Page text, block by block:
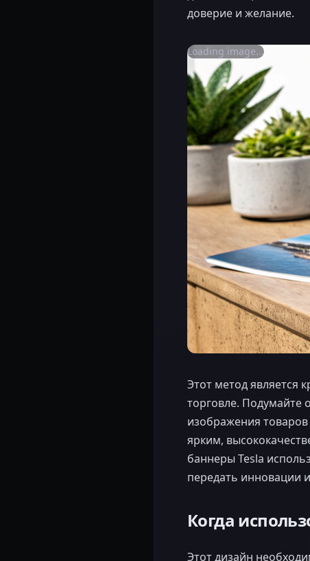
доверие и желание.
Loading image...
Этот метод является
торговле. Подумайте
изображения
ярким,
баннеры Tesla
передать инновации
Когда
Этот дизайн